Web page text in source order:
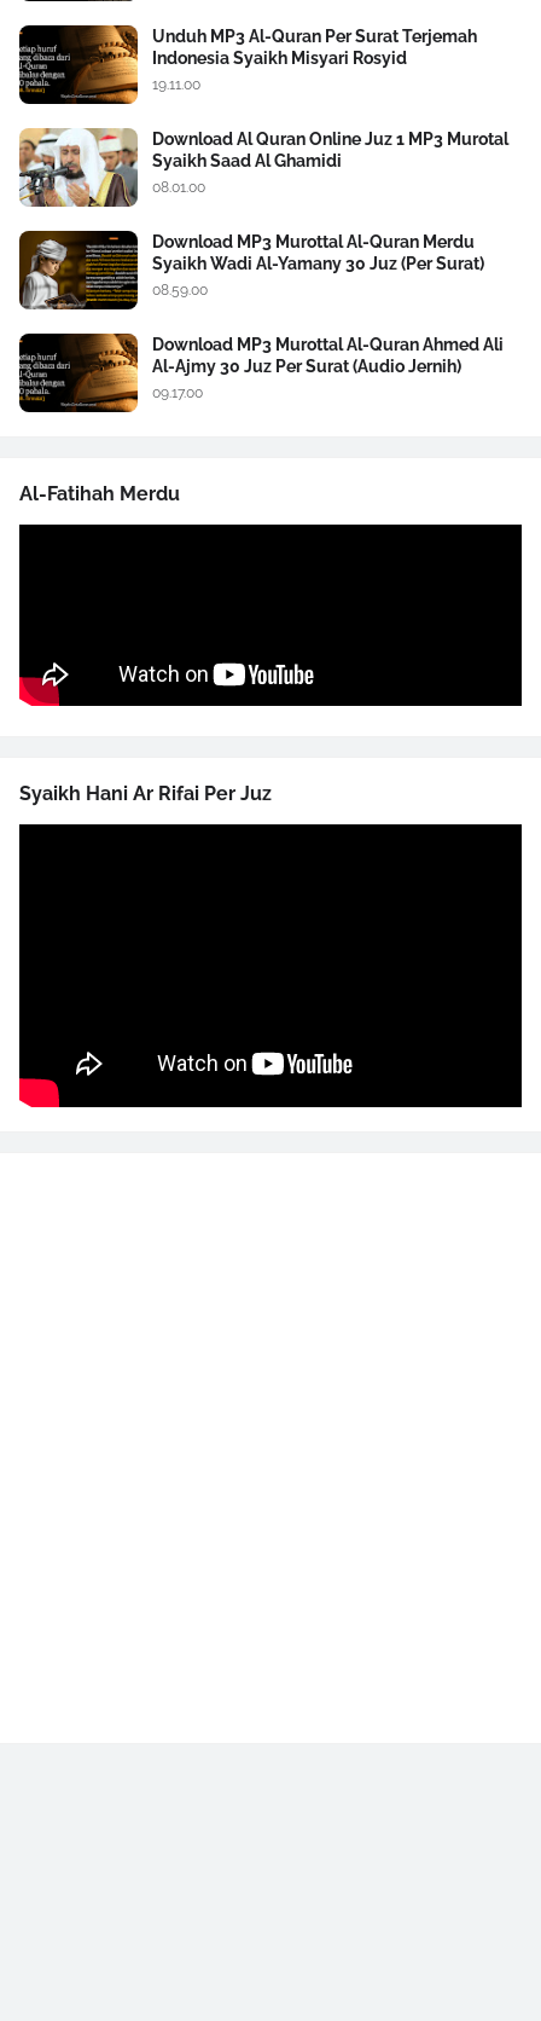
Unduh MP3 Al-Quran Per Surat Terjemah
Indonesia Syaikh Misyari Rosyid
19.11.00
Download Al Quran Online Juz 1 MP3 Murotal
Syaikh Saad Al Ghamidi
08.01.00
Download MP3 Murottal Al-Quran Merdu
Syaikh Wadi Al-Yamany 30 Juz (Per Surat)
08.59.00
Download MP3 Murottal Al-Quran Ahmed Ali
Al-Ajmy 30 Juz Per Surat (Audio Jernih)
09.17.00
Al-Fatihah Merdu
Syaikh Hani Ar Rifai Per Juz